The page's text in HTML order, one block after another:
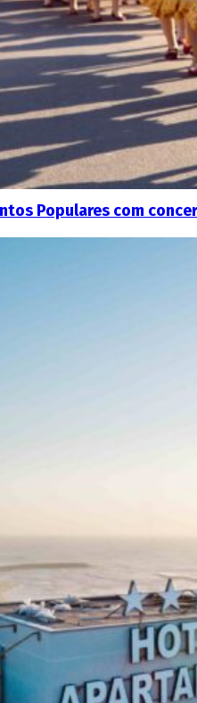
Populares com